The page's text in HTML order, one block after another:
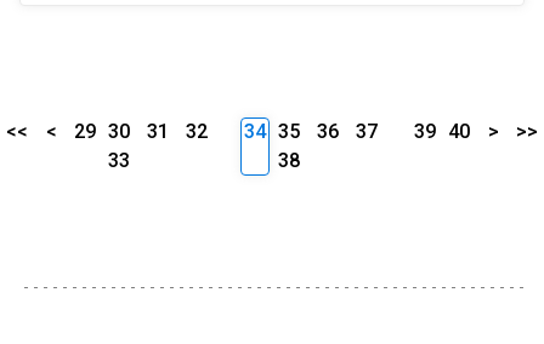
<< < 29 30 31
32
33
34 35 36
37
38
39 40 > >>